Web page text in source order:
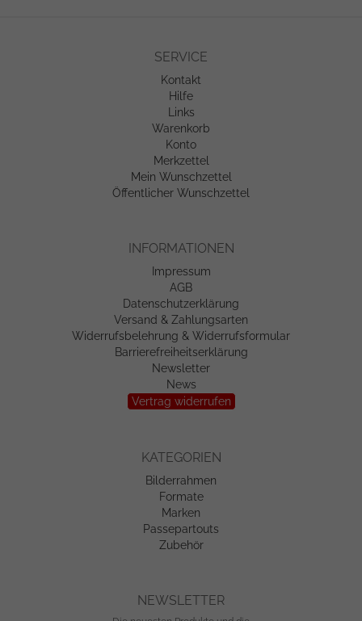
SERVICE
Kontakt
Hilfe
Links
Warenkorb
Konto
Merkzettel
Mein Wunschzettel
Öffentlicher Wunschzettel
INFORMATIONEN
Impressum
AGB
Datenschutzerklärung
Versand & Zahlungsarten
Widerrufsbelehrung & Widerrufsformular
Barrierefreiheitserklärung
Newsletter
News
Vertrag widerrufen
KATEGORIEN
Bilderrahmen
Formate
Marken
Passepartouts
Zubehör
NEWSLETTER